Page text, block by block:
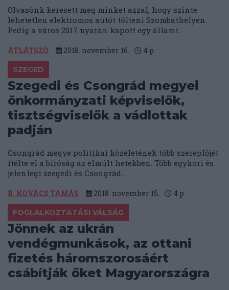
Olvasónk keresett meg minket azzal, hogy szinte
lehetetlen elektromos autót tölteni Szombathelyen.
Pedig a város 2017 nyarán kapott egy állami...
ÁTLÁTSZÓ 2018. november 16. 4 p
SZEGED
Szegedi és Csongrád megyei
önkormányzati képviselők,
tisztségviselők a vádlottak
padján
Csongrád megye politikai közéletének több szereplőjét
ítélte el a bíróság az elmúlt hetekben. Több egykori és
jelenlegi szegedi és Csongrád...
B. KOVÁCS TAMÁS 2018. november 15. 4 p
FOGLALKOZTATÁSI VÁLSÁG
Jönnek az ukrán
vendégmunkások, az ottani
fizetés háromszorosáért
csábítják őket Magyarországra